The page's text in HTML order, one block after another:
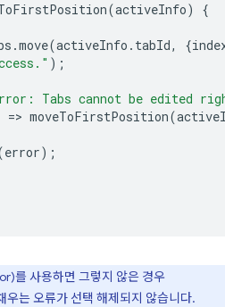
(activeInfo)
{
.move(activeInfo . tabId, {
);
Tabs cannot be edited
=> moveToFirstPosition(
error);
를 사용하면 그렇지 않은 경우
는 오류가 선택 해제되지 않습니다.